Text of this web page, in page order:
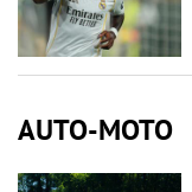
AUTO-MOTO